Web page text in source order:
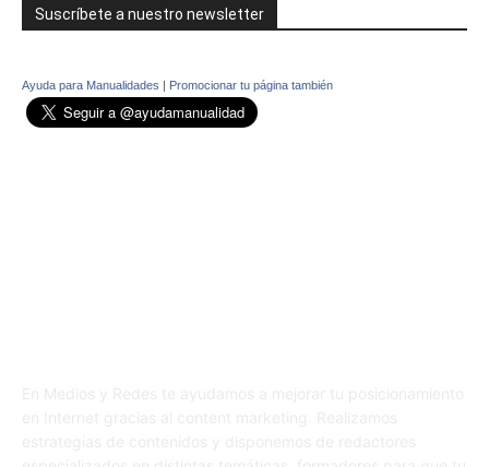
Suscríbete a nuestro newsletter
Ayuda para Manualidades Promocionar tu página también